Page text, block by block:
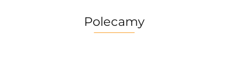
Polecamy